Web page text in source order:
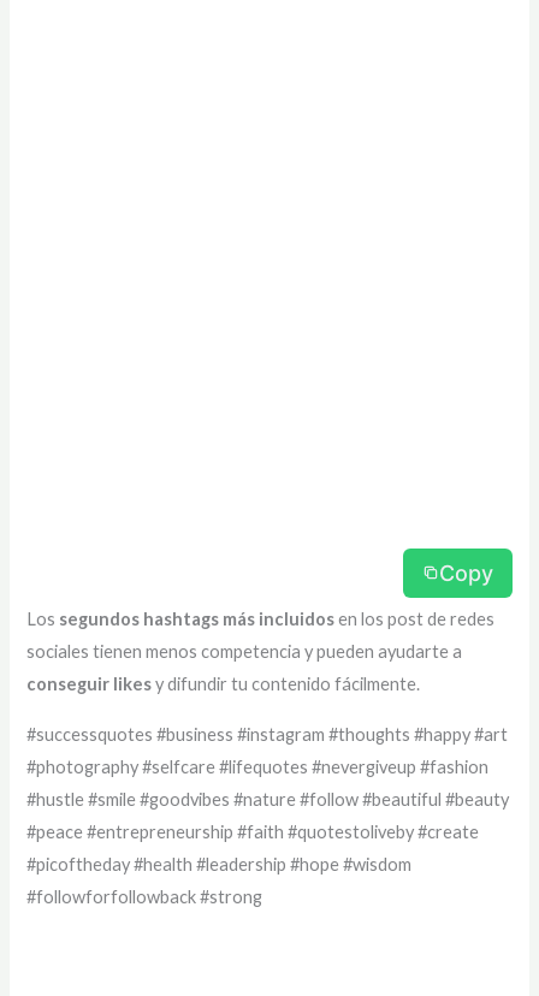
Copy
Los segundos hashtags más incluidosen los post de redes
sociales tienen menos competencia y pueden ayudarte a
conseguir likesy difundir tu contenido fácilmente.
#successquotes #business #instagram #thoughts #happy #art
#photography #selfcare #lifequotes #nevergiveup #fashion
#hustle #smile #goodvibes #nature #follow #beautiful #beauty
#peace #entrepreneurship #faith #quotestoliveby #create
#picoftheday #health #leadership #hope #wisdom
#followforfollowback #strong